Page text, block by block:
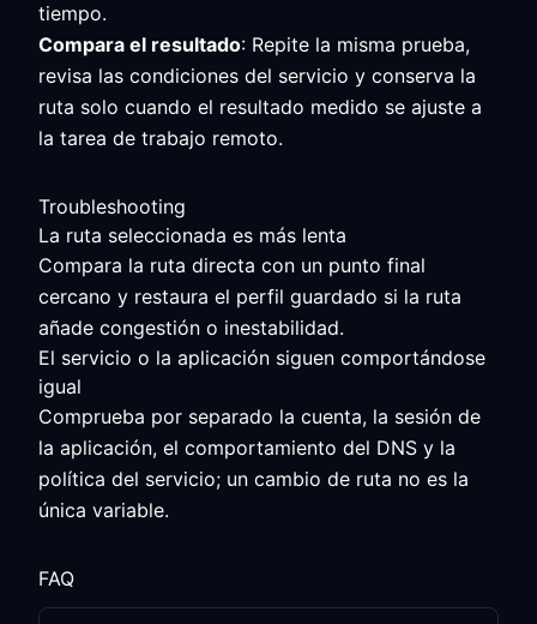
tiempo.
Compara el resultado: Repite la misma prueba,
revisa las condiciones del servicio y conserva la
ruta solo cuando el resultado medido se ajuste a
la tarea de trabajo remoto.
Troubleshooting
La ruta seleccionada es más lenta
Compara la ruta directa con un punto final
cercano y restaura el perfil guardado si la ruta
añade congestión o inestabilidad.
El servicio o la aplicación siguen comportándose
igual
Comprueba por separado la cuenta, la sesión de
la aplicación, el comportamiento del DNS y la
política del servicio; un cambio de ruta no es la
única variable.
FAQ